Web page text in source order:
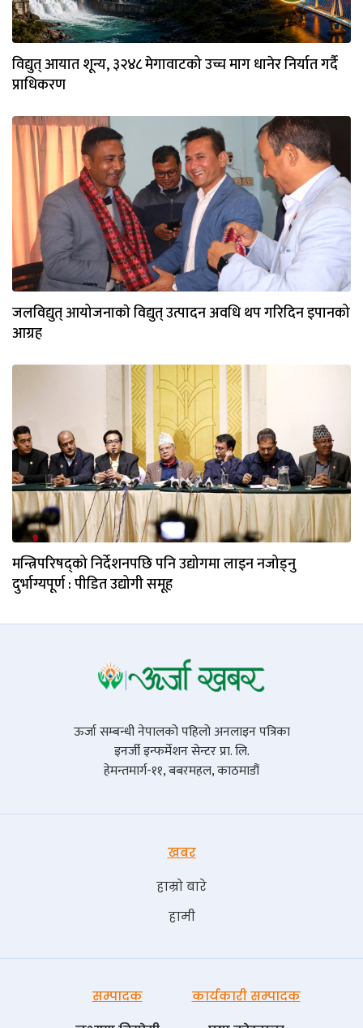
विद्युत् आयात शून्य, ३२४८ मेगावाटको उच्च माग धानेर निर्यात गर्दै
प्राधिकरण
जलविद्युत् आयोजनाकाे विद्युत् उत्पादन अवधि थप गरिदिन इपानको
आग्रह
मन्त्रिपरिषद्को निर्देशनपछि पनि उद्योगमा लाइन नजोड्नु
दुर्भाग्यपूर्ण : पीडित उद्योगी समूह
ऊर्जा सम्बन्धी नेपालको पहिलो अनलाइन पत्रिका
इनर्जी इन्फर्मेशन सेन्टर प्रा. लि.
हेमन्तमार्ग-११, बबरमहल, काठमाडौं
खबर
हाम्रो बारे
हामी
सम्पादक
कार्यकारी सम्पादक